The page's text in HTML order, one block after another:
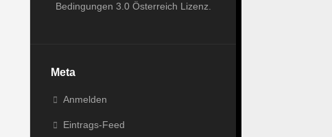
Bedingungen 3.0 Österreich Lizenz
Meta
Anmelden
Eintrags-Feed